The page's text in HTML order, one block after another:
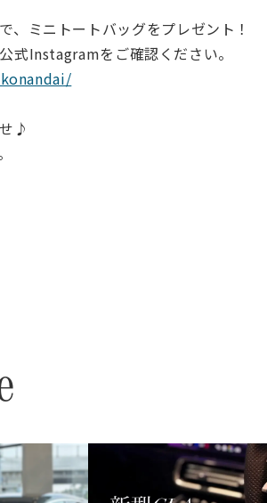
、ミニトートバッグをプレゼント！
式Instagramをご確認ください。
♪